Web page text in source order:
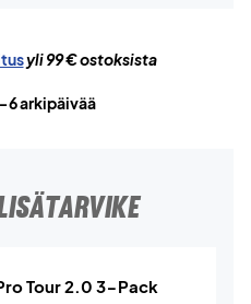
yli 99 € ostoksista
6 arkipäivää
Tour 2.0 3-Pack